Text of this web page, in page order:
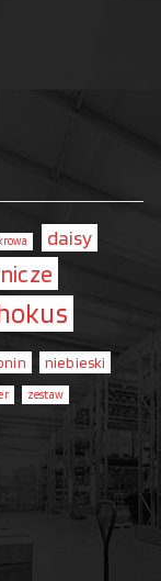
daisy
niebieski
zestaw